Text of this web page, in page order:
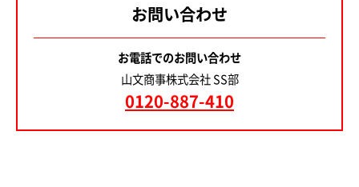
お問い合わせ
お電話でのお問い合わせ
山文商事株式会社 SS部
0120-887-410